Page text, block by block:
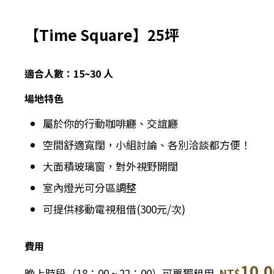
【Time Square】25坪
適合人數：15~30 人
場地特色
屬於你的行動咖啡廳、交誼廳
空間舒適寬闊 ，小組討論、各別洽談都方便！
大面積玻璃窗，對外視野開闊
室內燈光可分區調整
可提供移動電視租借(300元/次)
費用